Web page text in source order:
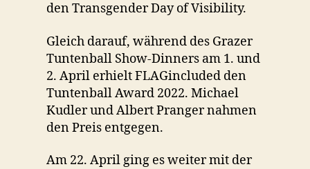
den Transgender Day of Visibility.
Gleich darauf, während des Grazer
Tuntenball Show-Dinners am 1. und
2. April erhielt FLAGincluded den
Tuntenball Award 2022. Michael
Kudler und Albert Pranger nahmen
den Preis entgegen.
Am 22. April ging es weiter mit der